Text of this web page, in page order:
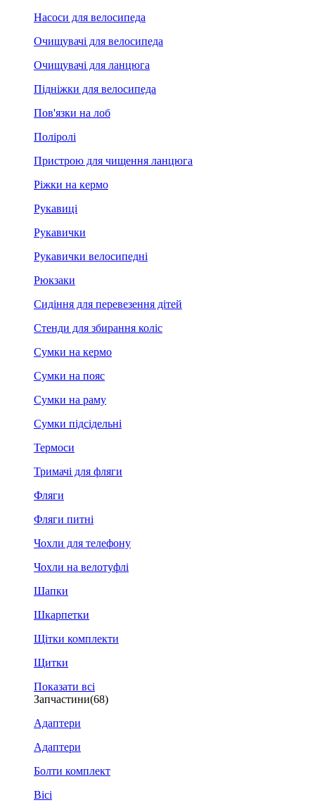
Насоси для велосипеда
Очищувачі для велосипеда
Очищувачі для ланцюга
Підніжки для велосипеда
Пов'язки на лоб
Поліролі
Пристрою для чищення ланцюга
Ріжки на кермо
Рукавиці
Рукавички
Рукавички велосипедні
Рюкзаки
Сидіння для перевезення дітей
Стенди для збирання коліс
Сумки на кермо
Сумки на пояс
Сумки на раму
Сумки підсідельні
Термоси
Тримачі для фляги
Фляги
Фляги питні
Чохли для телефону
Чохли на велотуфлі
Шапки
Шкарпетки
Щітки комплекти
Щитки
Показати всі
Запчастини(68)
Адаптери
Адаптери
Болти комплект
Вісі